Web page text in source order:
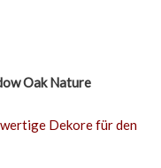
Oak Nature
Dekore für den